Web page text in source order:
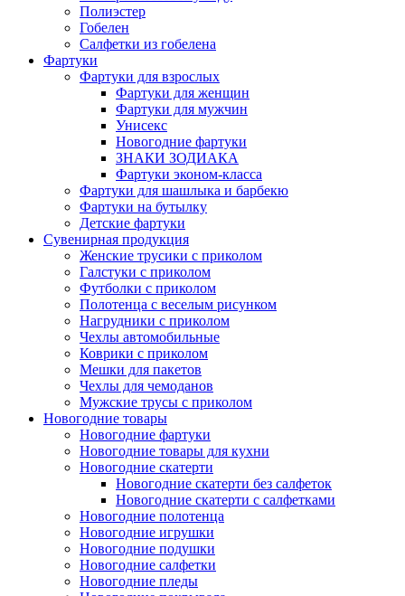
Полиэстер
Гобелен
Салфетки из гобелена
Фартуки
Фартуки для взрослых
Фартуки для женщин
Фартуки для мужчин
Унисекс
Новогодние фартуки
ЗНАКИ ЗОДИАКА
Фартуки эконом-класса
Фартуки для шашлыка и барбекю
Фартуки на бутылку
Детские фартуки
Сувенирная продукция
Женские трусики с приколом
Галстуки с приколом
Футболки с приколом
Полотенца с веселым рисунком
Нагрудники с приколом
Чехлы автомобильные
Коврики с приколом
Мешки для пакетов
Чехлы для чемоданов
Мужские трусы с приколом
Новогодние товары
Новогодние фартуки
Новогодние товары для кухни
Новогодние скатерти
Новогодние скатерти без салфеток
Новогодние скатерти с салфетками
Новогодние полотенца
Новогодние игрушки
Новогодние подушки
Новогодние салфетки
Новогодние пледы